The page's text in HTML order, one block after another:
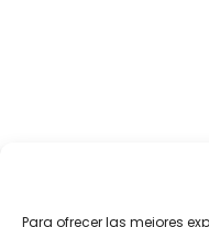
Para ofrecer las mejores